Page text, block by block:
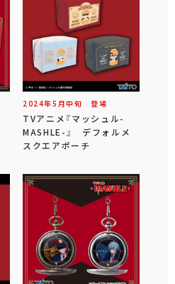
2024年5 月中旬 登場
TVアニメ『マッシュル-
MASHLE-』 デフォルメ
スクエアポーチ